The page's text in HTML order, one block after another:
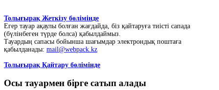
Толығырақ Жеткізу бөлімінде
Егер тауар ақаулы болған жағдайда, біз қайтаруға тиісті сапада
(бүлінбеген түрде болса) қабылдаймыз.
Тауардың сапасы бойынша шағымдар электрондық поштаға
қабылданады: mail@webpack.kz
Толығырақ Қайтару бөлімінде
Осы тауармен бірге сатып алады